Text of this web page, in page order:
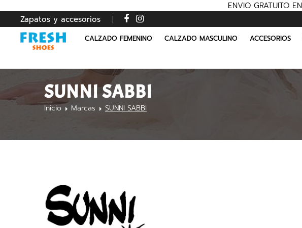
ENVIO GRATUITO
Zapatos y accesorios
CALZADO FEMENINO CALZADO MASCULINO ACCESORIOS
SUNNI SABBI
Inicio Marcas SUNNI SABBI